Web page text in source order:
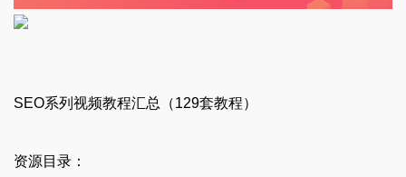
SEO系列视频教程汇总（129套教程）
资源目录：